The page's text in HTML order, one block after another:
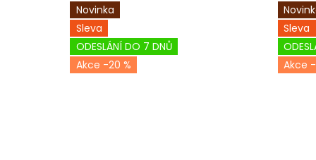
Novinka
Sleva
ODESLÁNÍ DO 7 DNŮ
-20 %
Sleva